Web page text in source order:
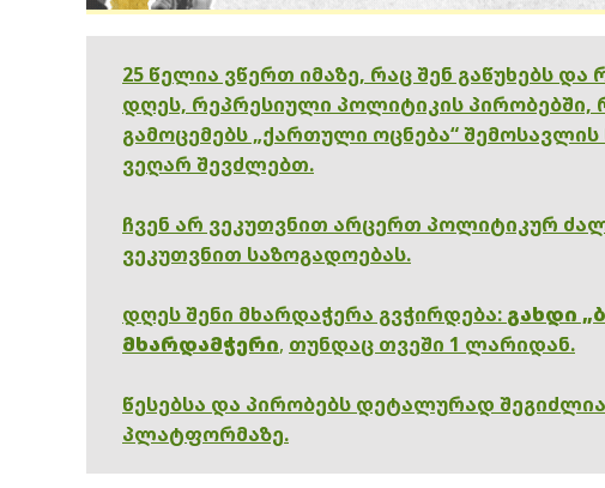
25 წელია ვწერთ იმაზე, რაც შენ გაწუხებს
დღეს, რეპრესიული პოლიტიკის
გამოცემებს „ქართული ოცნება“
ვეღარ შევძლებთ.
ჩვენ არ ვეკუთვნით არცერთ პოლიტიკურ
ვეკუთვნით საზოგადოებას.
დღეს შენი მხარდაჭერა გვჭირდება: გახდი
მხარდამჭერი, თუნდაც თვეში 1 ლარიდან.
წესებსა და პირობებს დეტალურად
პლატფორმაზე.